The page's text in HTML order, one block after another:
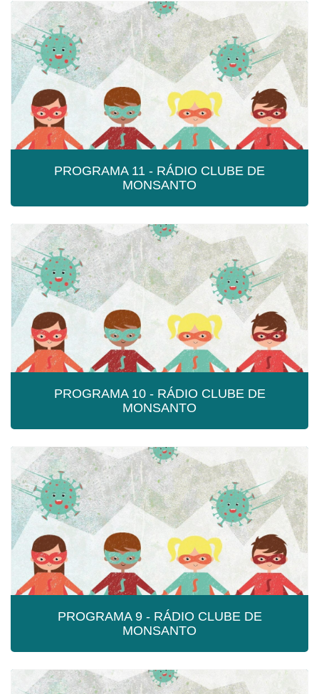
PROGRAMA 12 - RÁDIO CLUBE DE
MONSANTO
PROGRAMA 11 - RÁDIO CLUBE DE
MONSANTO
PROGRAMA 11 - RÁDIO CLUBE DE
MONSANTO
Programa 11 - Rádio Clube de Monsanto
PROGRAMA 10 - RÁDIO CLUBE DE
MONSANTO
PROGRAMA 10 - RÁDIO CLUBE DE
MONSANTO
Programa 10 - Rádio Clube de Monsanto
PROGRAMA 9 - RÁDIO CLUBE DE
MONSANTO
PROGRAMA 9 - RÁDIO CLUBE DE